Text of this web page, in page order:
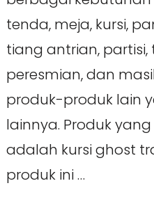
tenda, meja, kursi,
tiang antrian, partisi,
peresmian, dan
produk-produk lain
lainnya. Produk
adalah kursi ghost
produk ini …